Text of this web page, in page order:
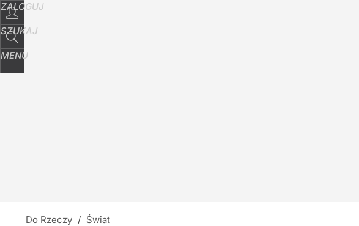
ZALOGUJ
SZUKAJ
MENU
Do Rzeczy / Świat